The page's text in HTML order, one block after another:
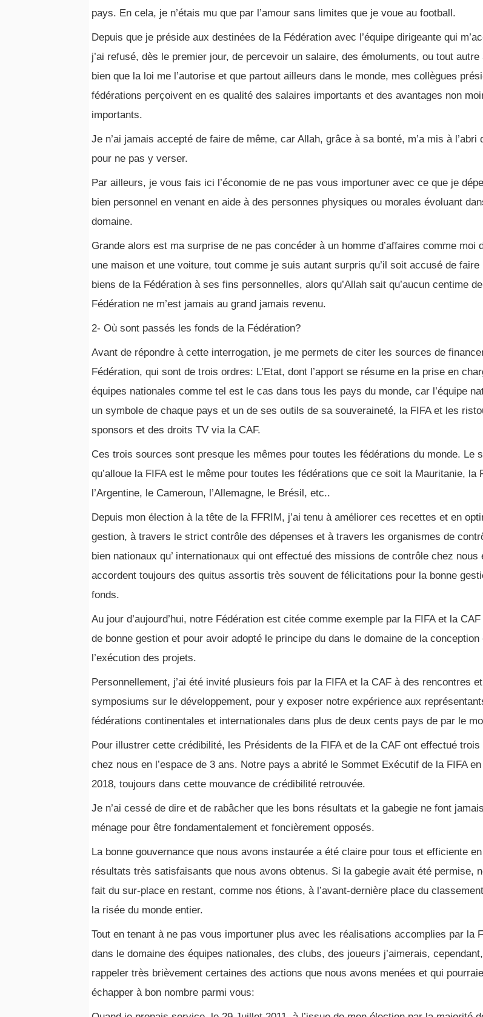
pays. En cela, je n’étais mu que par l’amour sans limites que je voue au football.
Depuis que je préside aux destinées de la Fédération avec l’équipe dirigeante qui
j’ai refusé, dès le premier jour, de percevoir un salaire, des émoluments, ou tout autre
bien que la loi me l’autorise et que partout ailleurs dans le monde, mes collègues
fédérations perçoivent en es qualité des salaires importants et des avantages non
importants.
Je n’ai jamais accepté de faire de même, car Allah, grâce à sa bonté, m’a mis à l’abri
pour ne pas y verser.
Par ailleurs, je vous fais ici l’économie de ne pas vous importuner avec ce que je
bien personnel en venant en aide à des personnes physiques ou morales évoluant
domaine.
Grande alors est ma surprise de ne pas concéder à un homme d’affaires comme moi
une maison et une voiture, tout comme je suis autant surpris qu’il soit accusé de faire
biens de la Fédération à ses fins personnelles, alors qu’Allah sait qu’aucun centime
Fédération ne m’est jamais au grand jamais revenu.
2- Où sont passés les fonds de la Fédération?
Avant de répondre à cette interrogation, je me permets de citer les sources de
Fédération, qui sont de trois ordres: L’Etat, dont l’apport se résume en la prise en
équipes nationales comme tel est le cas dans tous les pays du monde, car l’équipe
un symbole de chaque pays et un de ses outils de sa souveraineté, la FIFA et les
sponsors et des droits TV via la CAF.
Ces trois sources sont presque les mêmes pour toutes les fédérations du monde. Le
qu’alloue la FIFA est le même pour toutes les fédérations que ce soit la Mauritanie, la
l’Argentine, le Cameroun, l’Allemagne, le Brésil, etc..
Depuis mon élection à la tête de la FFRIM, j’ai tenu à améliorer ces recettes et en
gestion, à travers le strict contrôle des dépenses et à travers les organismes de
bien nationaux qu’ internationaux qui ont effectué des missions de contrôle chez nous
accordent toujours des quitus assortis très souvent de félicitations pour la bonne
fonds.
Au jour d’aujourd’hui, notre Fédération est citée comme exemple par la FIFA et la
de bonne gestion et pour avoir adopté le principe du dans le domaine de la conception
l’exécution des projets.
Personnellement, j’ai été invité plusieurs fois par la FIFA et la CAF à des rencontres et
symposiums sur le développement, pour y exposer notre expérience aux
fédérations continentales et internationales dans plus de deux cents pays de par le
Pour illustrer cette crédibilité, les Présidents de la FIFA et de la CAF ont effectué
chez nous en l’espace de 3 ans. Notre pays a abrité le Sommet Exécutif de la FIFA
2018, toujours dans cette mouvance de crédibilité retrouvée.
Je n’ai cessé de dire et de rabâcher que les bons résultats et la gabegie ne font
ménage pour être fondamentalement et foncièrement opposés.
La bonne gouvernance que nous avons instaurée a été claire pour tous et efficiente
résultats très satisfaisants que nous avons obtenus. Si la gabegie avait été permise,
fait du sur-place en restant, comme nos étions, à l’avant-dernière place du
la risée du monde entier.
Tout en tenant à ne pas vous importuner plus avec les réalisations accomplies par la
dans le domaine des équipes nationales, des clubs, des joueurs j’aimerais,
rappeler très brièvement certaines des actions que nous avons menées et qui
échapper à bon nombre parmi vous: